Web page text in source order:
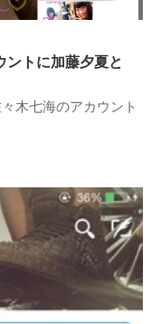
ントに加藤夕夏と
木七海のアカウント